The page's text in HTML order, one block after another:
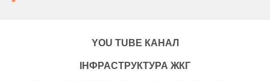
YOU TUBE КАНАЛ
ІНФРАСТРУКТУРА ЖКГ